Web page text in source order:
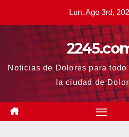
Lun. Ago 3rd,
Noticias de Dolores para
la ciudad de